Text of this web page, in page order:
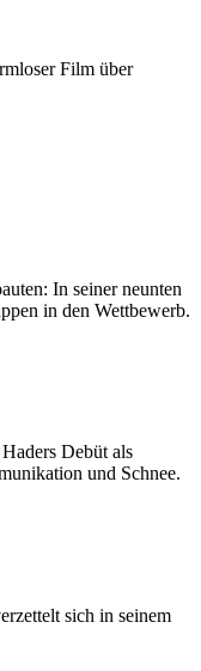
Film über
In seiner neunten
in den Wettbewerb.
Debüt als
und Schnee.
sich in seinem